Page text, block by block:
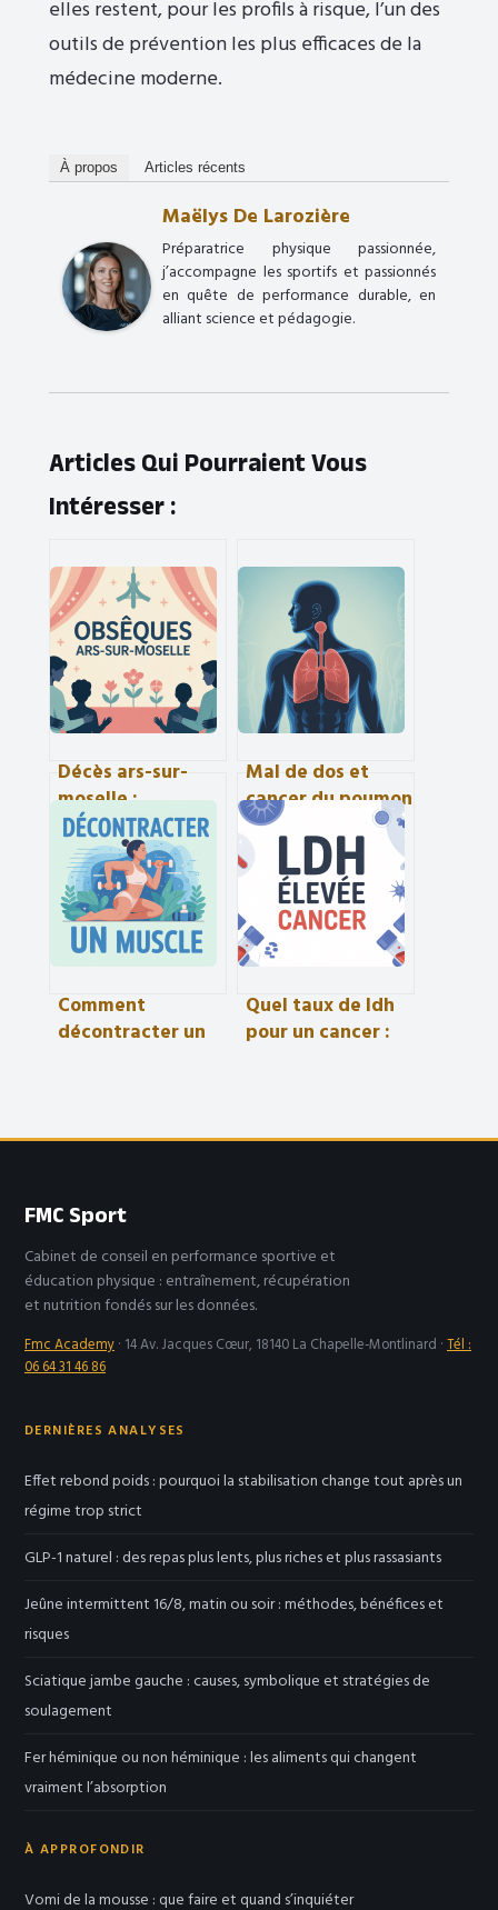
elles restent, pour les profils à risque, l’un des
outils de prévention les plus efficaces de la
médecine moderne.
À propos Articles récents
Maëlys De Larozière
Préparatrice physique passionnée,
j’accompagne les sportifs et passionnés
en quête de performance durable, en
alliant science et pédagogie.
Articles Qui Pourraient Vous
Intéresser :
Décès ars-sur-
moselle :
démarches, avis
d’obsèques et
informations
utiles
Mal de dos et
cancer du poumon
: comment faire la
différence ?
Comment
décontracter un
erreurs à éviter
Quel taux de ldh
pour un cancer :
FMC Sport
Cabinet de conseil en performance sportive et
éducation physique : entraînement, récupération
et nutrition fondés sur les données.
Fmc Academy · 14 Av. Jacques Cœur, 18140 La Chapelle-Montlinard · Tél :
06 64 31 46 86
DERNIÈRES ANALYSES
Effet rebond poids : pourquoi la stabilisation change tout après un
régime trop strict
GLP-1 naturel : des repas plus lents, plus riches et plus rassasiants
Jeûne intermittent 16/8, matin ou soir : méthodes, bénéfices et
risques
Sciatique jambe gauche : causes, symbolique et stratégies de
soulagement
Fer héminique ou non héminique : les aliments qui changent
vraiment l’absorption
À APPROFONDIR
Vomi de la mousse : que faire et quand s’inquiéter